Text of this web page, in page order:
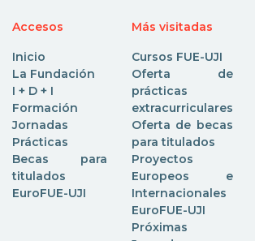
Accesos
Inicio
La Fundación
I + D + I
Formación
Jornadas
Prácticas
Becas para
titulados
EuroFUE-UJI
Más visitadas
Cursos FUE-UJI
Oferta de
prácticas
extracurriculares
Oferta de becas
para titulados
Proyectos
Europeos e
Internacionales
EuroFUE-UJI
Próximas